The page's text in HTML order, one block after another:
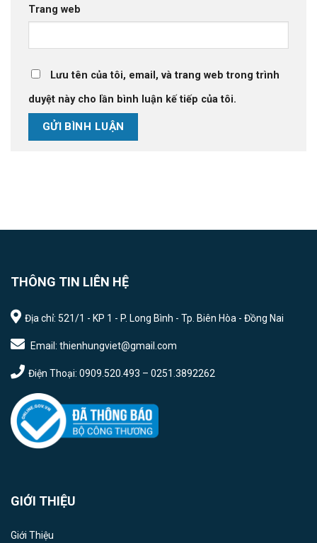
Trang web
Lưu tên của tôi, email, và trang web trong trình
duyệt này cho lần bình luận kế tiếp của tôi.
THÔNG TIN LIÊN HỆ
Địa chỉ: 521/1 - KP 1 - P. Long Bình - Tp. Biên Hòa - Đồng Nai
Email: thienhungviet@gmail.com
Điện Thoại: 0909.520.493 – 0251.3892262
GIỚI THIỆU
Giới Thiệu